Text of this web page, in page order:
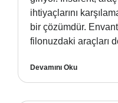
ihtiyaçlarını
bir çözümdür.
filonuzdaki araçları
Devamını Oku